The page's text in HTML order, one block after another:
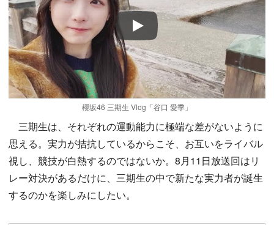
Play
櫻坂46 三期生 Vlog「谷口 愛季」
三期生は、それぞれの運動能力に極端な差がないように
思える。実力が拮抗しているからこそ、お互いをライバル
視し、競技が白熱するのではないか。8月11日放送回はリ
レー対決があるだけに、三期生の中で新たな実力者が誕生
するのかを楽しみにしたい。